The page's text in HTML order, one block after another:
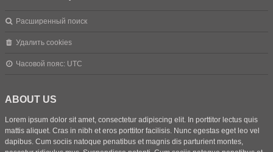
Расширенный поиск
Удалить cookies
Часовой пояс: UTC
ABOUT US
Lorem ipsum dolor sit amet, consectetur adipiscing elit. In porttitor lectus quis
mattis aliquet. Cras in nibh et eros porttitor facilisis. Nunc egestas eget leo vel
dapibus. Cum sociis natoque penatibus et magnis dis parturient montes,